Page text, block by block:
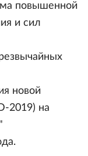
повышенной
и сил
новой
2019) на